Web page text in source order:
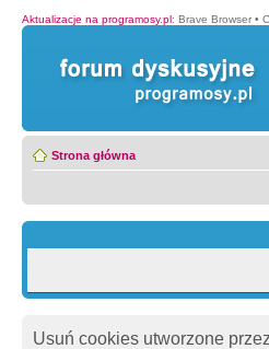
Aktualizacje na programosy.pl: Brave Browser •
Strona główna
Usuń cookies utworzone